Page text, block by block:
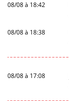
08/08 à 18:42
08/08 à 18:38
08/08 à 17:08